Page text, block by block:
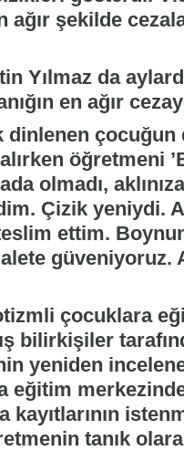
ağır şekilde
Yılmaz da
en ağır
dinlenen çocuğun
öğretmeni
olmadı,
Çizik yeniydi.
ettim.
çocuklara
bilirkişiler
yeniden
eğitim
kayıtlarının
tanık